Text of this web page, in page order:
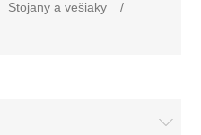
Stojany a vešiaky
/